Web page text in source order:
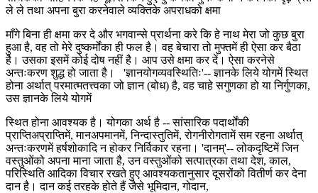
ले ले तथा अपना बुरा करनेवाले व्यक्तिके अपराधको क्षमा
माँगे बिना ही क्षमा कर दे और भगवान्से प्रार्थना करे कि हे नाथ मेरा जो कुछ बुरा
हुआ है, वह तो मेरे दुष्कर्मोंका ही फल है। वह बेचारा तो मुफ्तमें ही ऐसा कर बैठा
है। उसका इसमें कोई दोष नहीं है। आप उसे क्षमा कर दें। ऐसा करनेसे
अन्तःकरण शुद्ध हो जाता है। 'ज्ञानयोगव्यवस्थितिः'-- ज्ञानके लिये योगमें स्थित
होना अर्थात् परमात्मतत्त्वका जो ज्ञान (बोध) है, वह चाहे सगुणका हो या निर्गुणका,
उस ज्ञानके लिये योगमें
स्थित होना आवश्यक है। योगका अर्थ है -- सांसारिक पदार्थोंकी
प्राप्तिअप्राप्तिमें, मानअपमानमें, निन्दास्तुतिमें, रोगनीरोगतामें सम रहना अर्थात्
अन्तःकरणमें हर्षशोकादि न होकर निर्विकार रहना। 'दानम्'-- लोकदृष्टिमें जिन
वस्तुओंको अपना माना जाता है, उन वस्तुओंको सत्पात्रका तथा देश, काल,
परिस्थिति आदिका विचार रखते हुए आवश्यकतानुसार दूसरोंको वितीर्ण कर देना
दान है। दान कई तरहके होते हैं जैसे भूमिदान, गोदान,